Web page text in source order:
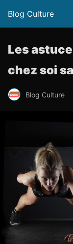
Blog Culture
Les
chez soi
Blog Culture